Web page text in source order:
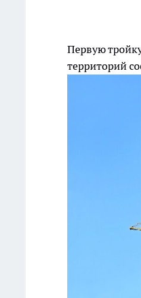
Первую
территорий